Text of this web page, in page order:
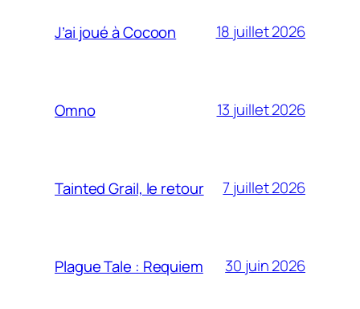
J’ai joué à Cocoon 18 juillet 2026
Omno 13 juillet 2026
Tainted Grail, le retour 7 juillet 2026
Plague Tale : Requiem 30 juin 2026